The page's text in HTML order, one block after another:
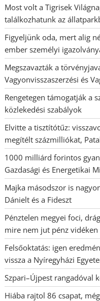
Most volt a Tigrisek
találkozhatunk az
Figyeljünk oda, mert alig
ember személyi
Megszavazták a
Vagyonvisszaszerzési és
Rengetegen támogatják a
közlekedési szabályok
Elvitte a tisztítótűz:
megítélt százmilliókat,
1000 milliárd forintos
Gazdasági és Energetikai
Majka másodszor is
Dánielt és a Fideszt
Pénztelen megyei foci,
mire nem jut pénz
Felsőoktatás: igen
vissza a Nyíregyházi
Szpari–Újpest rangadóval
Hiába rajtol 86 csapat,